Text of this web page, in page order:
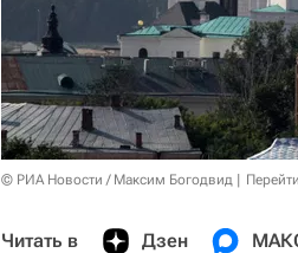
© РИА Новости / Максим Богодвид
Читать в Дзен